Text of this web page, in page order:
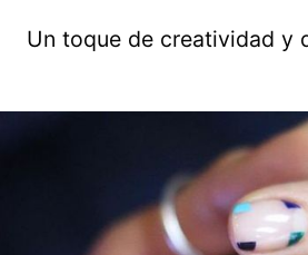
Un toque de creatividad y